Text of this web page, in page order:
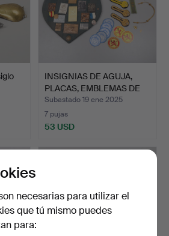
INSIGNIAS DE AGUJA,
PLACAS, EMBLEMAS DE
UN…
Subastado 19 ene 2025
7 pujas
53 USD
necesarias para utilizar el
que tú mismo puedes
para: